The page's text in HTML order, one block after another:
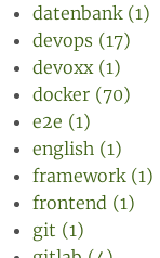
datenbank (1)
devops (17)
devoxx (1)
docker (70)
e2e (1)
english (1)
framework (1)
frontend (1)
git (1)